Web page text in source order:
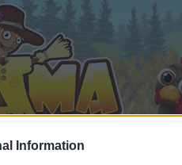
Information